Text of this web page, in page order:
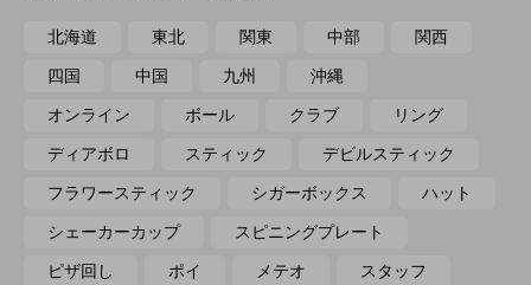
北海道 東北 関東 中部 関西
四国 中国 九州 沖縄
オンライン ボール クラブ リング
ディアボロ スティック デビルスティック
フラワースティック シガーボックス ハット
シェーカーカップ スピニングプレート
ピザ回し ポイ メテオ スタッフ